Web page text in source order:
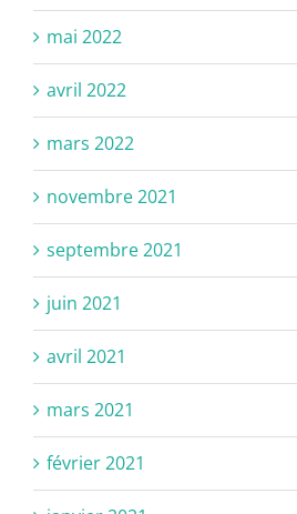
mai 2022
avril 2022
mars 2022
novembre 2021
septembre 2021
juin 2021
avril 2021
mars 2021
février 2021